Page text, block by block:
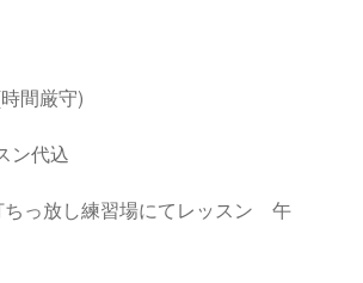
間厳守)
ン代込
ちっ放し練習場にてレッスン 午